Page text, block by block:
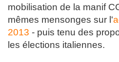
mobilisation de la manif
mêmes mensonges sur l'
2013 - puis tenu des
les élections italiennes.